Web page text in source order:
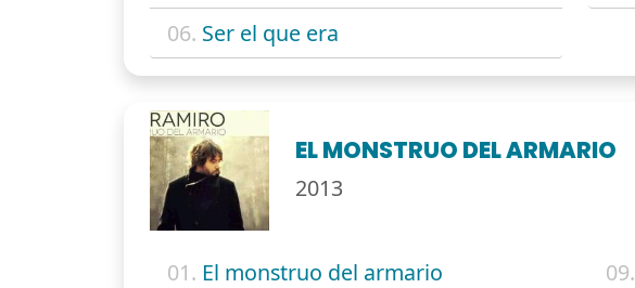
06. Ser el que era
EL MONSTRUO DEL ARMARIO
2013
01. El monstruo del armario
09.